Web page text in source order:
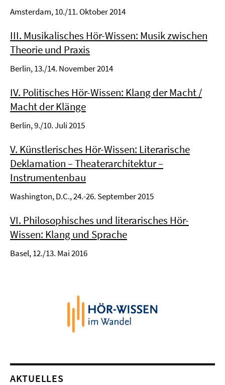
Amsterdam, 10./11. Oktober 2014
III. Musikalisches Hör-Wissen: Musik zwischen
Theorie und Praxis
Berlin, 13./14. November 2014
IV. Politisches Hör-Wissen: Klang der Macht /
Macht der Klänge
Berlin, 9./10. Juli 2015
V. Künstlerisches Hör-Wissen: Literarische
Deklamation – Theaterarchitektur –
Instrumentenbau
Washington, D.C., 24.-26. September 2015
VI. Philosophisches und literarisches Hör-
Wissen: Klang und Sprache
Basel, 12./13. Mai 2016
AKTUELLES